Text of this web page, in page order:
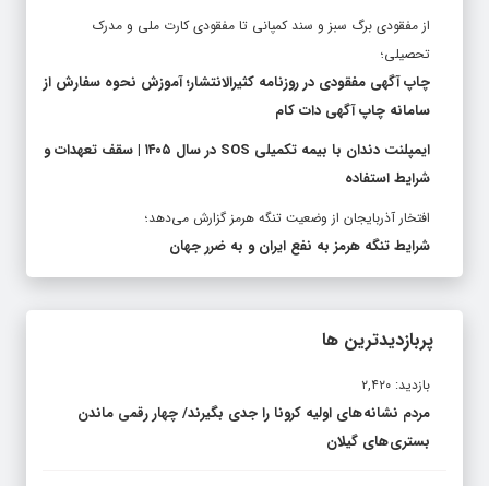
از مفقودی برگ سبز و سند کمپانی تا مفقودی کارت ملی و مدرک
تحصیلی؛
چاپ آگهی مفقودی در روزنامه کثیرالانتشار؛ آموزش نحوه سفارش از
سامانه چاپ آگهی دات کام
ایمپلنت دندان با بیمه تکمیلی SOS در سال ۱۴۰۵ | سقف تعهدات و
شرایط استفاده
افتخار آذربایجان از وضعیت تنگه هرمز گزارش می‌دهد؛
شرایط تنگه هرمز به نفع ایران و به ضرر جهان
پربازدیدترین ها
بازدید: ۲,۴۲۰
مردم نشانه های اولیه کرونا را جدی بگیرند/ چهار رقمی ماندن
بستری های گیلان